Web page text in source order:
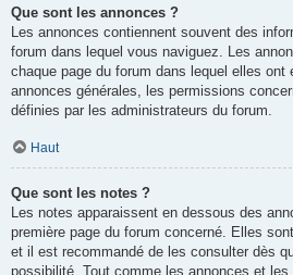
Que sont les annonces ?
Les annonces contiennent souvent des
forum dans lequel vous naviguez. Les
chaque page du forum dans lequel elles ont
annonces générales, les permissions
définies par les administrateurs du forum.
Haut
Que sont les notes ?
Les notes apparaissent en dessous des
première page du forum concerné. Elles
et il est recommandé de les consulter dès
possibilité. Tout comme les annonces et